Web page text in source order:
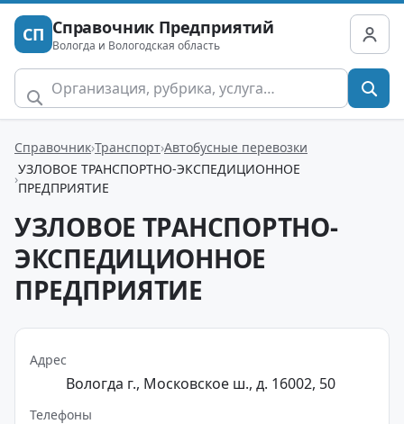
СП Справочник Предприятий
Вологда и Вологодская область
Справочник Транспорт Автобусные перевозки
УЗЛОВОЕ ТРАНСПОРТНО-ЭКСПЕДИЦИОННОЕ
ПРЕДПРИЯТИЕ
УЗЛОВОЕ ТРАНСПОРТНО-
ЭКСПЕДИЦИОННОЕ
ПРЕДПРИЯТИЕ
Адрес
Вологда г., Московское ш., д. 16002, 50
Телефоны